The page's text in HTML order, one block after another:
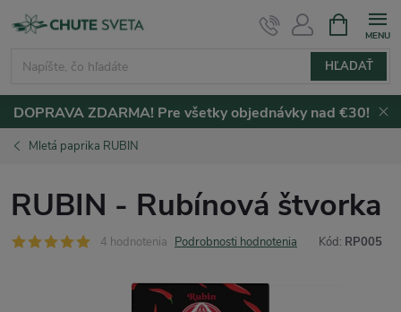
Prejsť
HĽADAŤ
KOŠÍK
DOPRAVA ZDARMA! Pre všetky objednávky nad €30!
Mletá paprika RUBIN
RUBIN - Rubínová štvorka
4 hodnotenia Podrobnosti hodnotenia Kód: RP005